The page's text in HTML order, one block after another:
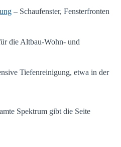
– Schaufenster, Fensterfronten
die Altbau-Wohn- und
Tiefenreinigung, etwa in der
Spektrum gibt die Seite